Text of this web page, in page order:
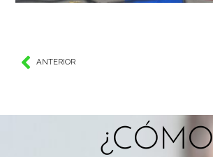
ANTERIOR
¿CÓMO